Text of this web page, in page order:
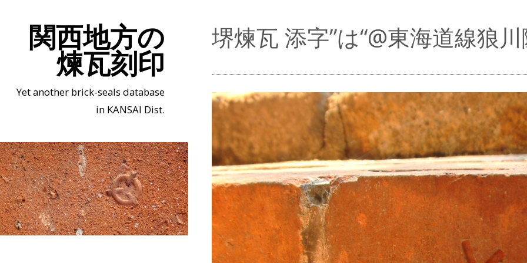
関西地方の
煉瓦刻印
Yet another brick-seals database
in KANSAI Dist.
堺煉瓦 添字”は“@東海道線狼